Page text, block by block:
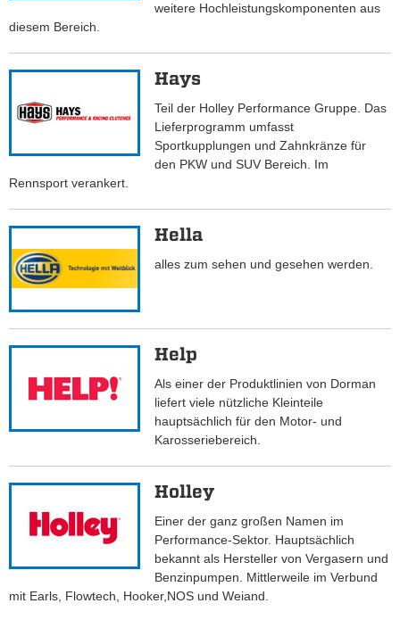
weitere Hochleistungskomponenten aus
diesem Bereich.
Hays
Teil der Holley Performance Gruppe. Das
Lieferprogramm umfasst
Sportkupplungen und Zahnkränze für
den PKW und SUV Bereich. Im
Rennsport verankert.
Hella
alles zum sehen und gesehen werden.
Help
Als einer der Produktlinien von Dorman
liefert viele nützliche Kleinteile
hauptsächlich für den Motor- und
Karosseriebereich.
Holley
Einer der ganz großen Namen im
Performance-Sektor. Hauptsächlich
bekannt als Hersteller von Vergasern und
Benzinpumpen. Mittlerweile im Verbund
mit Earls, Flowtech, Hooker,NOS und Weiand.